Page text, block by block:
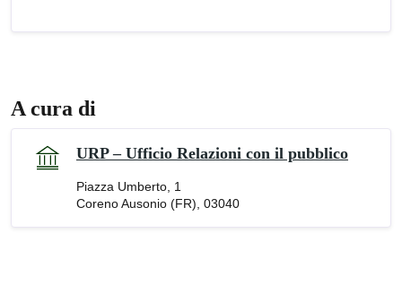
A cura di
URP – Ufficio Relazioni con il pubblico
Piazza Umberto, 1
Coreno Ausonio (FR), 03040